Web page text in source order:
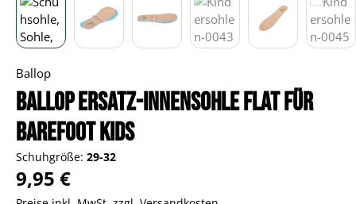
Ballop
BALLOP Ersatz-Innensohle Flat für
Barefoot Kids
Schuhgröße: 29-32
Regulärer Preis:
9,95 €